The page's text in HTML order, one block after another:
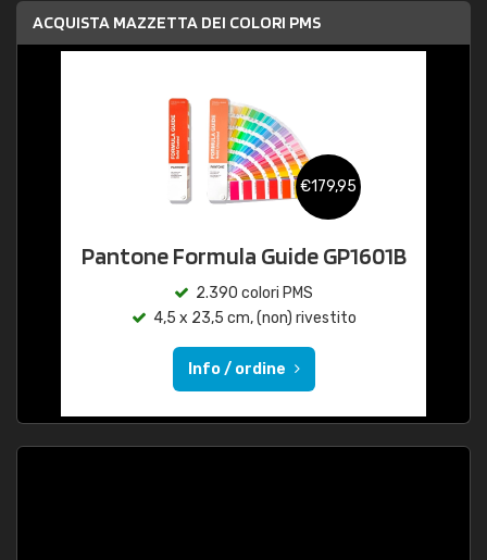
ACQUISTA MAZZETTA DEI COLORI PMS
€179,95
Pantone Formula Guide GP1601B
2.390 colori PMS
4,5 x 23,5 cm, (non) rivestito
Info / ordine